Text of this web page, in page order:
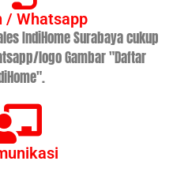
/ Whatsapp
IndiHome Surabaya cukup
logo Gambar "Daftar